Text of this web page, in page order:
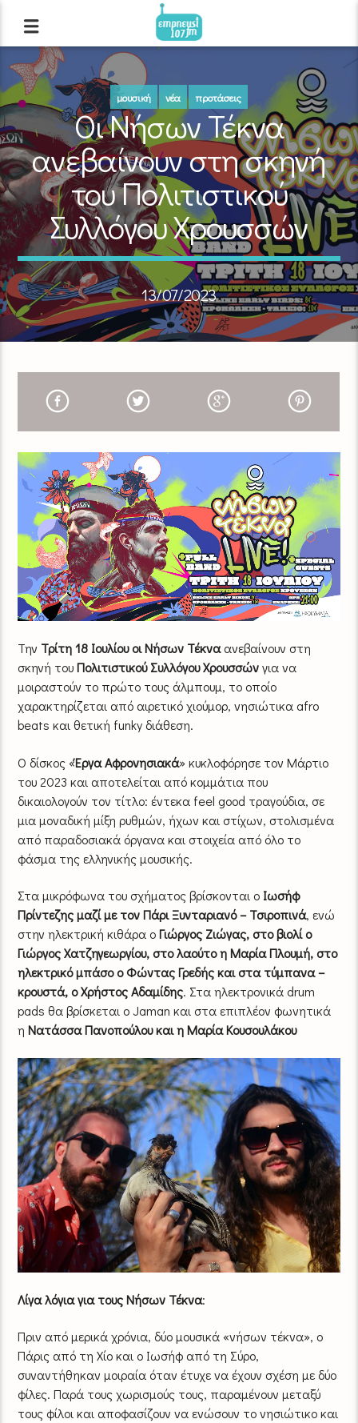
μουσική νέα προτάσεις
Οι Νήσων Τέκνα
ανεβαίνουν στη σκηνή
του Πολιτιστικού
Συλλόγου Χρουσσών
13/07/2023
Την Τρίτη 18 Ιουλίου οι Νήσων Τέκναανεβαίνουν στη
σκηνή τουΠολιτιστικού Συλλόγου Χρουσσώνγια να
μοιραστούν το πρώτο τους άλμπουμ, το οποίο
χαρακτηρίζεται από αιρετικό χιούμορ, νησιώτικα afro
beats και θετική funky διάθεση.
Ο δίσκος «Έργα Αφρονησιακά» κυκλοφόρησε τον Μάρτιο
του 2023 και αποτελείται από κομμάτια που
δικαιολογούν τον τίτλο: έντεκα feel good τραγούδια, σε
μια μοναδική μίξη ρυθμών, ήχων και στίχων, στολισμένα
από παραδοσιακά όργανα και στοιχεία από όλο το
φάσμα της ελληνικής μουσικής.
Στα μικρόφωνα του σχήματος βρίσκονται ο Ιωσήφ
Πρίντεζης μαζί με τον Πάρι Ξυνταριανό – Τσιροπινά, ενώ
στην ηλεκτρική κιθάρα οΓιώργος Ζιώγας, στο βιολί ο
Γιώργος Χατζηγεωργίου, στο λαούτο η Μαρία Πλουμή, στο
ηλεκτρικό μπάσο ο Φώντας Γρεδής και στα τύμπανα –
κρουστά, ο Χρήστος Αδαμίδης. Στα ηλεκτρονικά drum
pads θα βρίσκεται ο Jaman και στα επιπλέον φωνητικά
ηΝατάσσα Πανοπούλου και η Μαρία Κουσουλάκου
Λίγα λόγια για τους Νήσων Τέκνα:
Πριν από μερικά χρόνια, δύο μουσικά «νήσων τέκνα», ο
Πάρις από τη Χίο και ο Ιωσήφ από τη Σύρο,
συναντήθηκαν μοιραία όταν έτυχε να έχουν σχέση με δύο
φίλες. Παρά τους χωρισμούς τους, παραμένουν μεταξύ
τους φίλοι και αποφασίζουν να ενώσουν το νησιώτικο και